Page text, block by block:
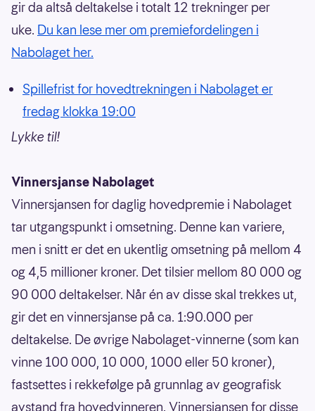
gir da altså deltakelse i totalt 12 trekninger per
uke. Du kan lese mer om premiefordelingen i
Nabolaget her.
Spillefrist for hovedtrekningen i Nabolaget er
fredag klokka 19:00
Lykke til!
Vinnersjanse Nabolaget
Vinnersjansen for daglig hovedpremie i Nabolaget
tar utgangspunkt i omsetning. Denne kan variere,
men i snitt er det en ukentlig omsetning på mellom 4
og 4,5 millioner kroner. Det tilsier mellom 80 000 og
90 000 deltakelser. Når én av disse skal trekkes ut,
gir det en vinnersjanse på ca. 1:90.000 per
deltakelse. De øvrige Nabolaget-vinnerne (som kan
vinne 100 000, 10 000, 1000 eller 50 kroner),
fastsettes i rekkefølge på grunnlag av geografisk
avstand fra hovedvinneren. Vinnersjansen for disse